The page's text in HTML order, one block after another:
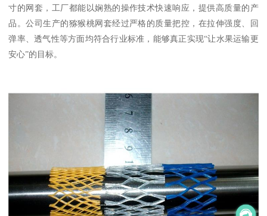
寸的网套，工厂都能以娴熟的操作技术快速响应，提供高质量的产
品。公司生产的猕猴桃网套经过严格的质量把控，在拉伸强度、回
弹率、透气性等方面均符合行业标准，能够真正实现“让水果运输更
安心”的目标。